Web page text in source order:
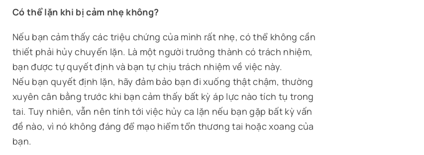
Có thể lặn khi bị cảm nhẹ không?
Nếu bạn cảm thấy các triệu chứng của mình rất nhẹ, có thể không cần
thiết phải hủy chuyến lặn. Là một người trưởng thành có trách nhiệm,
bạn được tự quyết định và bạn tự chịu trách nhiệm về việc này.
Nếu bạn quyết định lặn, hãy đảm bảo bạn đi xuống thật chậm, thường
xuyên cân bằng trước khi bạn cảm thấy bất kỳ áp lực nào tích tụ trong
tai. Tuy nhiên, vẫn nên tính tới việc hủy ca lặn nếu bạn gặp bất kỳ vấn
đề nào, vì nó không đáng để mạo hiểm tổn thương tai hoặc xoang của
bạn.